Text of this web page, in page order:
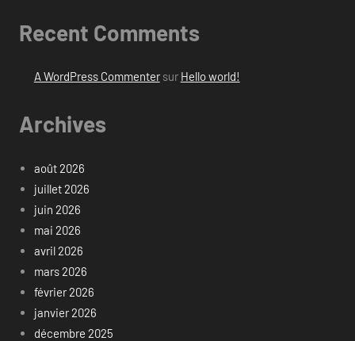
Recent Comments
A WordPress Commentersur Hello world!
Archives
août 2026
juillet 2026
juin 2026
mai 2026
avril 2026
mars 2026
février 2026
janvier 2026
décembre 2025